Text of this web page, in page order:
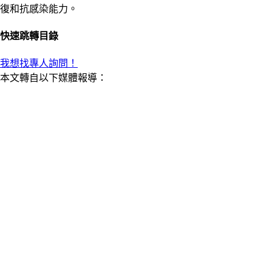
復和抗感染能力。
快速跳轉目錄
我想找專人詢問！
本文轉自以下媒體報導：